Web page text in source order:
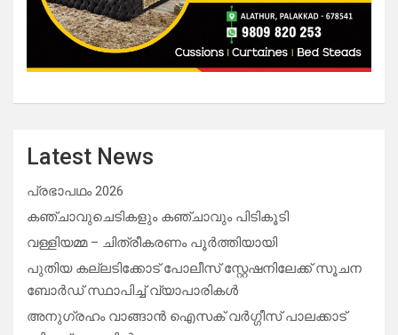
Latest News
പ്രഭാപഥം 2026
കഞ്ചാവുചെടികളും കഞ്ചാവും പിടികൂടി
വള്ളിയമ്മ – ചിത്രീകരണം പൂർത്തിയായി
പുതിയ കല്ലടിക്കോട് പോലീസ് സ്റ്റേഷനിലേക്ക് സൂചന
ബോർഡ് സ്ഥാപിച്ച് വ്യാപാരികൾ
അനുഗ്രഹം വാങ്ങാൻ ഐസക് വര്‍ഗ്ഗീസ് പാലക്കാട്